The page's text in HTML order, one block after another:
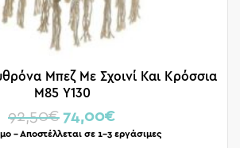
Μπεζ Με Σχοινί Και Κρόσσια
Μ85 Υ130
92,50€ 74,00€
– Αποστέλλεται σε 1-3 εργάσιμες